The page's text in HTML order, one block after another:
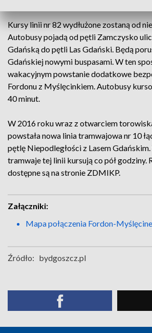
Kursy linii nr 82 wydłużone zostaną od
Autobusy pojadą od pętli Zamczysko
Gdańską do pętli Las Gdański. Będą
Gdańskiej nowymi buspasami. W ten
wakacyjnym powstanie dodatkowe
Fordonu z Myślęcinkiem. Autobusy
40 minut.
W 2016 roku wraz z otwarciem
powstała nowa linia tramwajowa nr 10
pętlę Niepodległości z Lasem
tramwaje tej linii kursują co pół godziny.
dostępne są na stronie ZDMIKP.
Załączniki:
Mapa połączenia Fordon-
Źródło: bydgoszcz.pl